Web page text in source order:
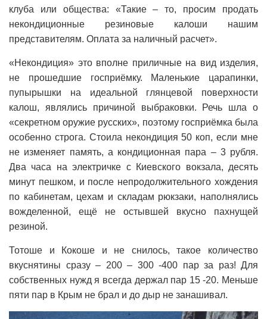
клуба или общества: «Такие – то, просим продать
некондиционные резиновые калоши нашим
представителям. Оплата за наличный расчет».
«Некондиция» это вполне приличные на вид изделия,
не прошедшие госприёмку. Маленькие царапинки,
пупырышки на идеальной глянцевой поверхности
калош, являлись причиной выбраковки. Речь шла о
«секретном оружие русских», поэтому госприёмка была
особенно строга. Стоила некондиция 50 коп, если мне
не изменяет память, а кондиционная пара – 3 рубля.
Два часа на электричке с Киевского вокзала, десять
минут пешком, и после непродолжительного хождения
по кабинетам, цехам и складам рюкзаки, наполнялись
вожделенной, ещё не остывшей вкусно пахнущей
резиной.
Тотоше и Кокоше и не снилось, такое количество
вкуснятины сразу – 200 – 300 -400 пар за раз! Для
собственных нужд я всегда держал пар 15 -20. Меньше
пяти пар в Крым не брал и до дыр не занашивал.